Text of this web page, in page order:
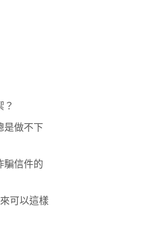
？
是做不下
騙信件的
可以這樣